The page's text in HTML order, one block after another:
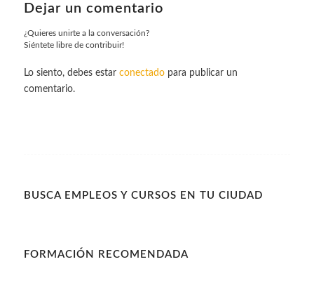
Dejar un comentario
¿Quieres unirte a la conversación?
Siéntete libre de contribuir!
Lo siento, debes estar conectadopara publicar un
comentario.
BUSCA EMPLEOS Y CURSOS EN TU CIUDAD
FORMACIÓN RECOMENDADA